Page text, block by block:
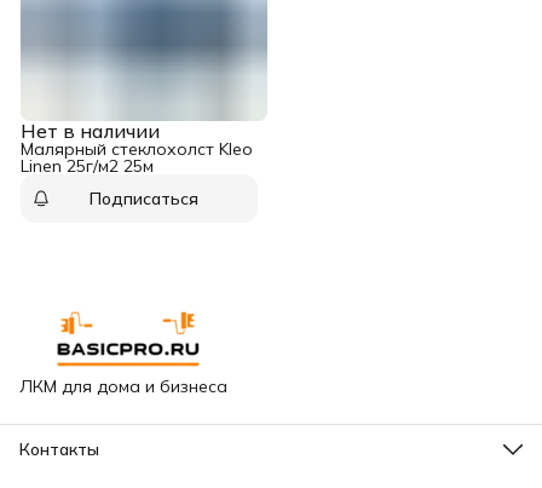
Нет в наличии
Малярный стеклохолст Kleo
Linen 25г/м2 25м
Подписаться
ЛКМ для дома и бизнеса
Контакты